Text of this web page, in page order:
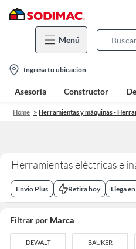
Menú
location-
icon
Ingresa tu ubicación
Asesoría Constructor
Home Herramientas y máquinas -
Herramientas eléctricas e
Envio Plus Retira hoy Llega
Filtrar porMarca
DEWALT BAUKER